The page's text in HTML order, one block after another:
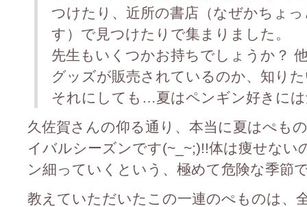
つけたり、近所の書店（なぜかちょ
す）で見つけたりで集まりました。
先生もいくつかお持ちでしょうか？
グッズが販売されているのか、知り
それにしても…夏はペンギン好きに
久佐賀さんの仰る通り、本当に夏はぺも
イバルシーズンです(~_~;)!!体は痩せない
ン細っていくという、極めて危険な季節
教えていただいたこの一連のぺものは、